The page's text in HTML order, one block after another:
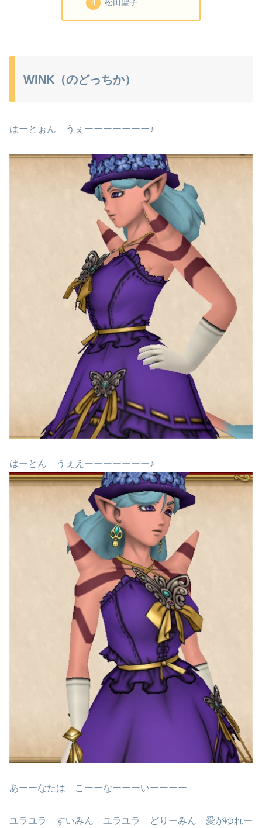
松田聖子
WINK（のどっちか）
はーとぉん うぇーーーーーーー♪
はーとん うぇえーーーーーーー♪
あーーなたは こーーなーーーいーーーー
ユラユラ すいみん ユラユラ どりーみん 愛がゆれー